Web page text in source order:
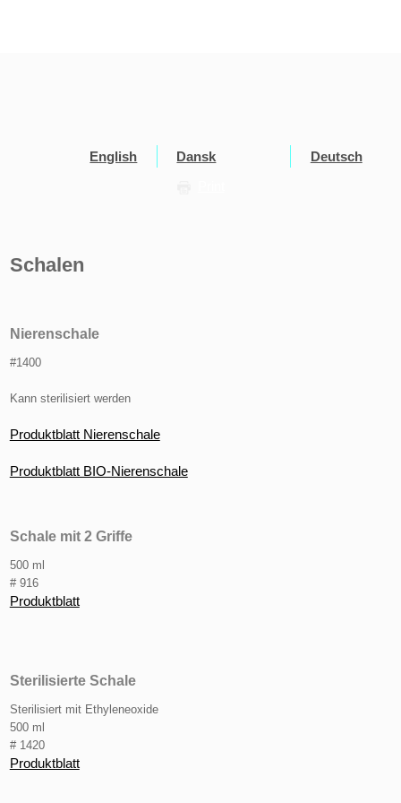
English Dansk
Deutsch
Schalen
Nierenschale
#1400
Kann sterilisiert werden
Produktblatt Nierenschale​
Produktblatt BIO-Nierenschale
Schale mit 2 Griffe
500 ml
# 916
Produktblatt
Sterilisierte Schale
Sterilisiert mit Ethyleneoxide
500 ml
# 1420
Produktblatt​